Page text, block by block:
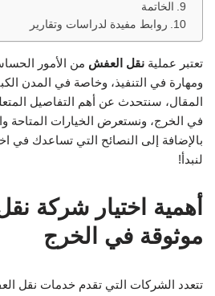
الخاتمة
روابط مفيدة لدراسات وتقارير
تعتبر عملية نقل العفش من الأمور
ومهارة في التنفيذ، وخاصة في المدن
المقال، سنتحدث عن أهم التفاصيل
في الخرج، ونستعرض الخيارات المتاحة
بالإضافة إلى النصائح التي تساعدك في
لنبدأ!
أهمية اختيار شركة
موثوقة في الخرج
تتعدد الشركات التي تقدم خدمات نقل